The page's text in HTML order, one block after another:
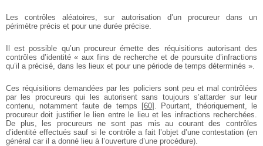
Les contrôles aléatoires, sur autorisation d’un procureur dans un
périmètre précis et pour une durée précise.
Il est possible qu’un procureur émette des réquisitions autorisant des
contrôles d’identité « aux fins de recherche et de poursuite d’infractions
qu’il a précisé, dans les lieux et pour une période de temps déterminés ».
Ces réquisitions demandées par les policiers sont peu et mal contrôlées
par les procureurs qui les autorisent sans toujours s’attarder sur leur
contenu, notamment faute de temps [60]
. Pourtant, théoriquement, le
procureur doit justifier le lien entre le lieu et les infractions recherchées.
De plus, les procureurs ne sont pas mis au courant des contrôles
d’identité effectués sauf si le contrôle a fait l’objet d’une contestation (en
général car il a donné lieu à l’ouverture d’une procédure).